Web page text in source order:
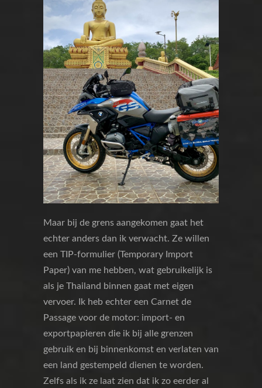
Maar bij de grens aangekomen gaat het
echter anders dan ik verwacht. Ze willen
een TIP-formulier (Temporary Import
Paper) van me hebben, wat gebruikelijk is
als je Thailand binnen gaat met eigen
vervoer. Ik heb echter een Carnet de
Passage voor de motor: import- en
exportpapieren die ik bij alle grenzen
gebruik en bij binnenkomst en verlaten van
een land gestempeld dienen te worden.
Zelfs als ik ze laat zien dat ik zo eerder al